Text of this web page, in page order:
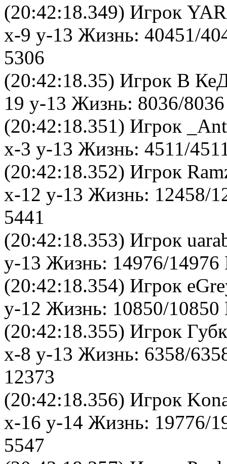
(20:42:18.349) Игрок
x-9 y-13 Жизнь: 40451/
5306
(20:42:18.35) Игрок В
19 y-13 Жизнь: 8036/
(20:42:18.351) Игрок
x-3 y-13 Жизнь: 4511/
(20:42:18.352) Игрок
x-12 y-13 Жизнь: 12458/
5441
(20:42:18.353) Игрок
y-13 Жизнь: 14976/14976
(20:42:18.354) Игрок
y-12 Жизнь: 10850/10850
(20:42:18.355) Игрок
x-8 y-13 Жизнь: 6358/
12373
(20:42:18.356) Игрок
x-16 y-14 Жизнь: 19776/
5547